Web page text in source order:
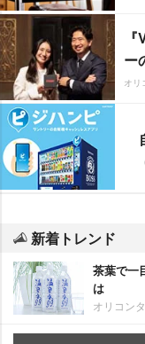
ー
オリ
新着トレンド
茶葉で一
は
オリコン